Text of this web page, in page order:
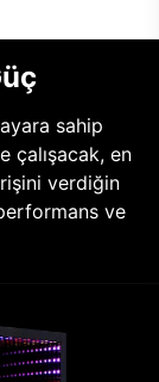
sahip
çalışacak, en
verdiğin
ve